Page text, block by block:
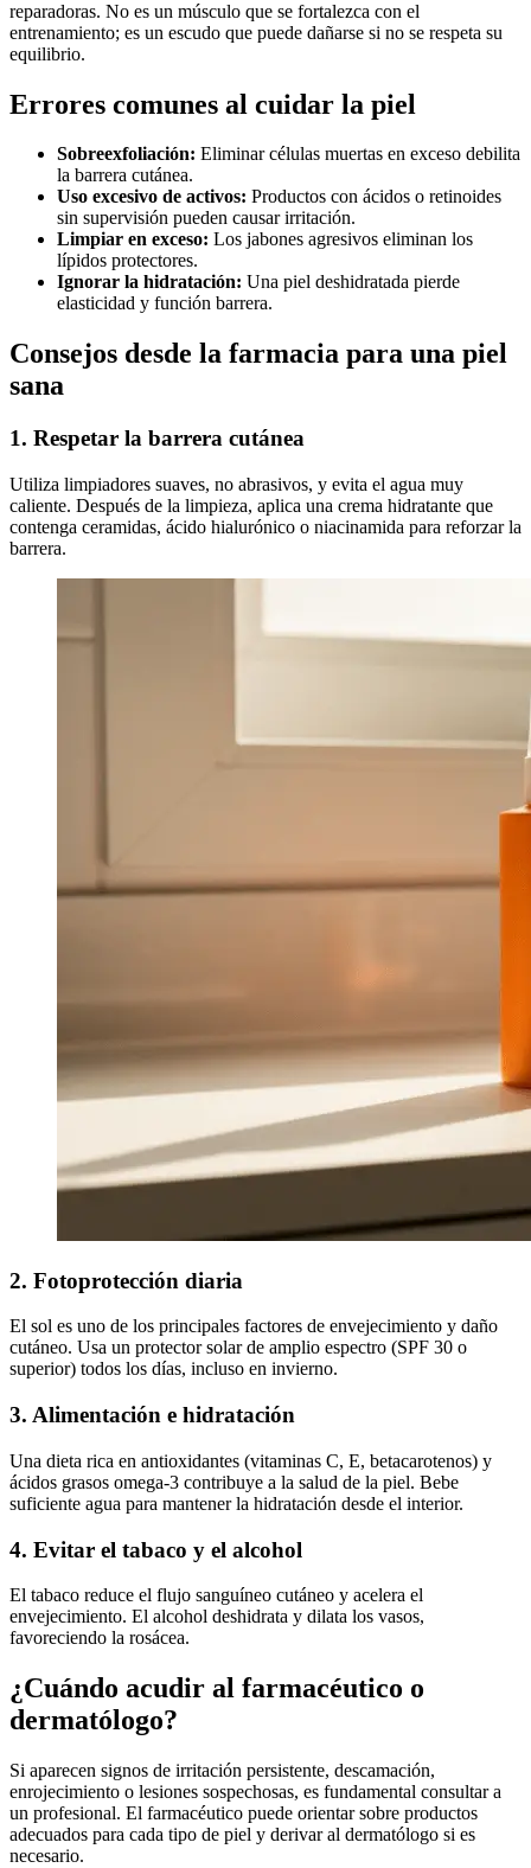
reparadoras. No es un músculo que se fortalezca con el
entrenamiento; es un escudo que puede dañarse si no se respeta su
equilibrio.
Errores comunes al cuidar la piel
Sobreexfoliación: Eliminar células muertas en exceso debilita
la barrera cutánea.
Uso excesivo de activos: Productos con ácidos o retinoides
sin supervisión pueden causar irritación.
Limpiar en exceso: Los jabones agresivos eliminan los
lípidos protectores.
Ignorar la hidratación: Una piel deshidratada pierde
elasticidad y función barrera.
Consejos desde la farmacia para una piel
sana
1. Respetar la barrera cutánea
Utiliza limpiadores suaves, no abrasivos, y evita el agua muy
caliente. Después de la limpieza, aplica una crema hidratante que
contenga ceramidas, ácido hialurónico o niacinamida para reforzar la
barrera.
2. Fotoprotección diaria
El sol es uno de los principales factores de envejecimiento y daño
cutáneo. Usa un protector solar de amplio espectro (SPF 30 o
superior) todos los días, incluso en invierno.
3. Alimentación e hidratación
Una dieta rica en antioxidantes (vitaminas C, E, betacarotenos) y
ácidos grasos omega-3 contribuye a la salud de la piel. Bebe
suficiente agua para mantener la hidratación desde el interior.
4. Evitar el tabaco y el alcohol
El tabaco reduce el flujo sanguíneo cutáneo y acelera el
envejecimiento. El alcohol deshidrata y dilata los vasos,
favoreciendo la rosácea.
¿Cuándo acudir al farmacéutico o
dermatólogo?
Si aparecen signos de irritación persistente, descamación,
enrojecimiento o lesiones sospechosas, es fundamental consultar a
un profesional. El farmacéutico puede orientar sobre productos
adecuados para cada tipo de piel y derivar al dermatólogo si es
necesario.